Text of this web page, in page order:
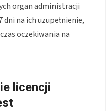
organ administracji
na ich uzupełnienie,
oczekiwania na
licencji